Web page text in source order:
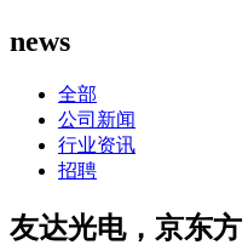
news
全部
公司新闻
行业资讯
招聘
友达光电，京东